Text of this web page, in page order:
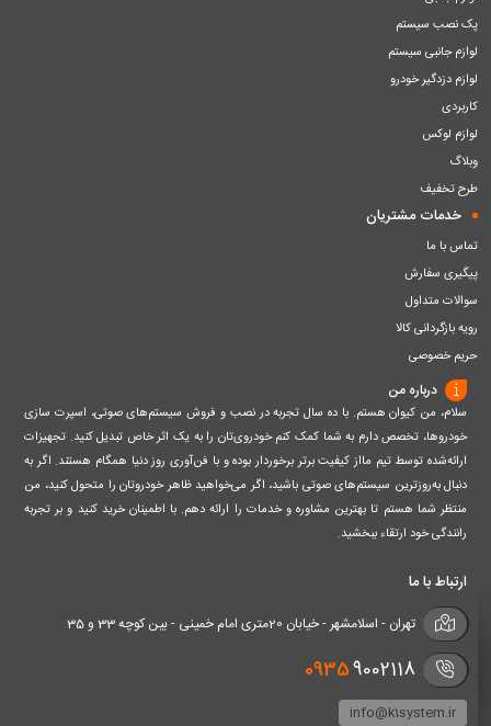
پک نصب سیستم
لوازم جانبی سیستم
لوازم دزدگیر خودرو
کاربردی
لوازم لوکس
وبلاگ
طرح تخفیف
خدمات مشتریان
تماس با ما
پیگیری سفارش
سوالات متداول
رویه بازگردانی کالا
حریم خصوصی
درباره من
سلام، من کیوان هستم. با ده سال تجربه در نصب و فروش سیستم‌های صوتی، اسپرت سازی
خودروها، تخصص دارم به شما کمک کنم خودروی‌تان را به یک اثر خاص تبدیل کنید. تجهیزات
ارائه‌شده توسط تیم مااز کیفیت برتر برخوردار بوده و با فن‌آوری روز دنیا همگام هستند. اگر به
دنبال به‌روزترین سیستم‌های صوتی باشید، اگر می‌خواهید ظاهر خودروتان را متحول کنید، من
منتظر شما هستم تا بهترین مشاوره و خدمات را ارائه دهم. با اطمینان خرید کنید و بر تجربه
رانندگی خود ارتقاء ببخشید.
ارتباط با ما
تهران - اسلامشهر - خیابان 20متری امام خمینی - بین کوچه 33 و 35
09359002118
info@k1system.ir